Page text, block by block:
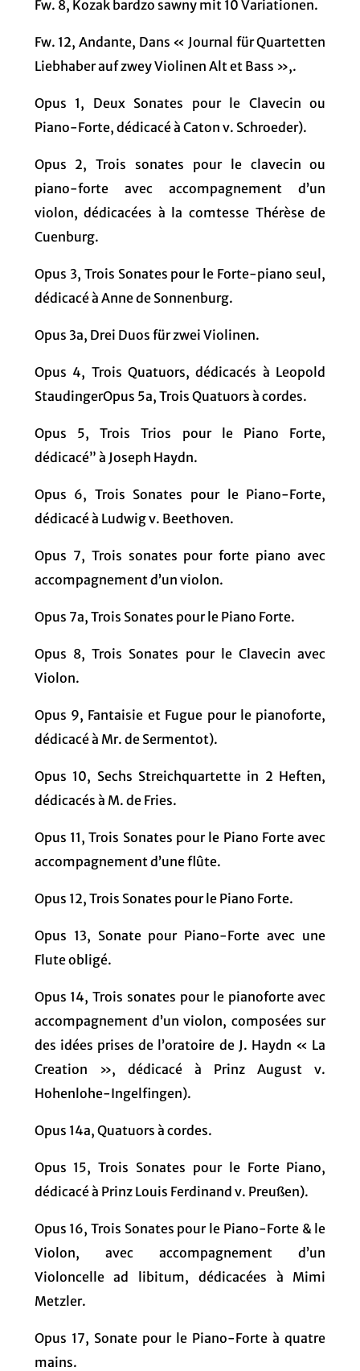
Fw. 8, Kozak bardzo sawny mit 10 Variationen.
Fw. 12, Andante, Dans « Journal für Quartetten
Liebhaber auf zwey Violinen Alt et Bass »,.
Opus 1, Deux Sonates pour le Clavecin ou
Piano-Forte, dédicacé à Caton v. Schroeder).
Opus 2, Trois sonates pour le clavecin ou
piano-forte avec accompagnement d’un
violon, dédicacées à la comtesse Thérèse de
Cuenburg.
Opus 3, Trois Sonates pour le Forte-piano seul,
dédicacé à Anne de Sonnenburg.
Opus 3a, Drei Duos für zwei Violinen.
Opus 4, Trois Quatuors, dédicacés à Leopold
StaudingerOpus 5a, Trois Quatuors à cordes.
Opus 5, Trois Trios pour le Piano Forte,
dédicacé” à Joseph Haydn.
Opus 6, Trois Sonates pour le Piano-Forte,
dédicacé à Ludwig v. Beethoven.
Opus 7, Trois sonates pour forte piano avec
accompagnement d’un violon.
Opus 7a, Trois Sonates pour le Piano Forte.
Opus 8, Trois Sonates pour le Clavecin avec
Violon.
Opus 9, Fantaisie et Fugue pour le pianoforte,
dédicacé à Mr. de Sermentot).
Opus 10, Sechs Streichquartette in 2 Heften,
dédicacés à M. de Fries.
Opus 11, Trois Sonates pour le Piano Forte avec
accompagnement d’une flûte.
Opus 12, Trois Sonates pour le Piano Forte.
Opus 13, Sonate pour Piano-Forte avec une
Flute obligé.
Opus 14, Trois sonates pour le pianoforte avec
accompagnement d’un violon, composées sur
des idées prises de l’oratoire de J. Haydn « La
Creation », dédicacé à Prinz August v.
Hohenlohe-Ingelfingen).
Opus 14a, Quatuors à cordes.
Opus 15, Trois Sonates pour le Forte Piano,
dédicacé à Prinz Louis Ferdinand v. Preußen).
Opus 16, Trois Sonates pour le Piano-Forte & le
Violon, avec accompagnement d’un
Violoncelle ad libitum, dédicacées à Mimi
Metzler.
Opus 17, Sonate pour le Piano-Forte à quatre
mains.